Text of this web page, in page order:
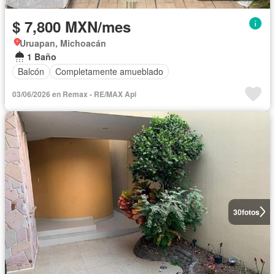
$ 7,800 MXN/mes
Uruapan, Michoacán
1 Baño
Balcón
Completamente amueblado
03/06/2026 en Remax - RE/MAX Api
30fotos